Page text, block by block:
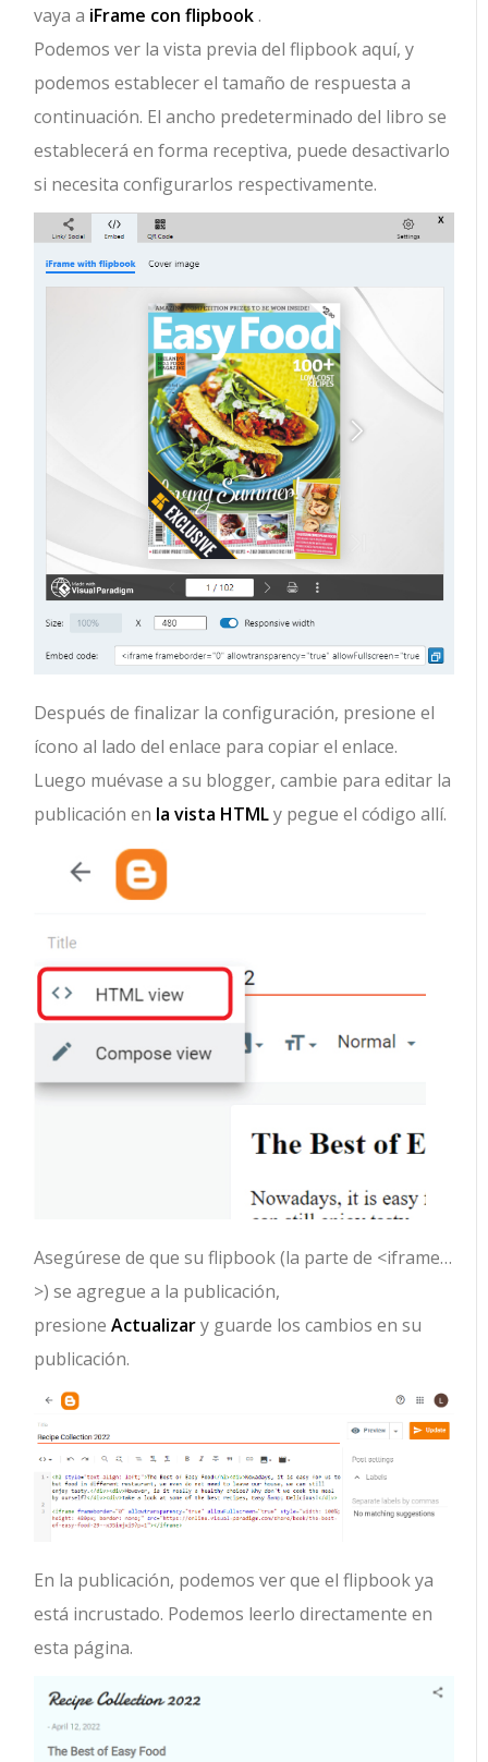
vaya a iFrame con flipbook.
Podemos ver la vista previa del flipbook aquí, y
podemos establecer el tamaño de respuesta a
continuación. El ancho predeterminado del libro se
establecerá en forma receptiva, puede desactivarlo
si necesita configurarlos respectivamente.
Después de finalizar la configuración, presione el
ícono al lado del enlace para copiar el enlace.
Luego muévase a su blogger, cambie para editar la
publicación en la vista HTMLy pegue el código allí.
Asegúrese de que su flipbook (la parte de <iframe…
>) se agregue a la publicación,
presioneActualizary guarde los cambios en su
publicación.
En la publicación, podemos ver que el flipbook ya
está incrustado. Podemos leerlo directamente en
esta página.